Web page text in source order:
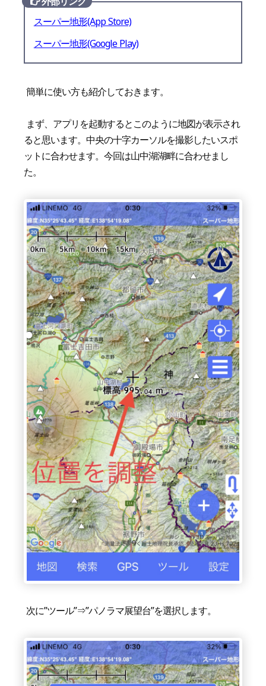
スーパー地形(App Store)
スーパー地形(Google Play)
簡単に使い方も紹介しておきます。
まず、アプリを起動するとこのように地図が表示され
ると思います。中央の十字カーソルを撮影したいスポ
ットに合わせます。今回は山中湖湖畔に合わせまし
た。
次に”ツール”⇒”パノラマ展望台”を選択します。